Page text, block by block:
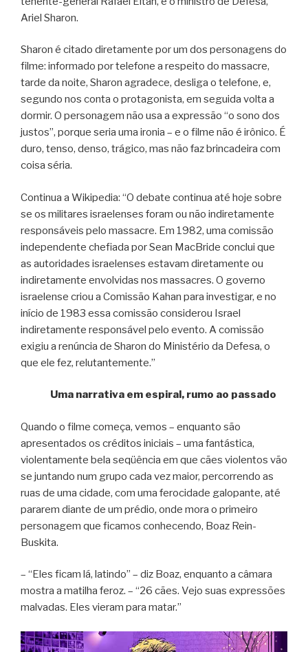
Ariel Sharon.
Sharon é citado diretamente por um dos personagens do
filme: informado por telefone a respeito do massacre,
tarde da noite, Sharon agradece, desliga o telefone, e,
segundo nos conta o protagonista, em seguida volta a
dormir. O personagem não usa a expressão “o sono dos
justos”, porque seria uma ironia – e o filme não é irônico. É
duro, tenso, denso, trágico, mas não faz brincadeira com
coisa séria.
Continua a Wikipedia: “O debate continua até hoje sobre
se os militares israelenses foram ou não indiretamente
responsáveis pelo massacre. Em 1982, uma comissão
independente chefiada por Sean MacBride conclui que
as autoridades israelenses estavam diretamente ou
indiretamente envolvidas nos massacres. O governo
israelense criou a Comissão Kahan para investigar, e no
início de 1983 essa comissão considerou Israel
indiretamente responsável pelo evento. A comissão
exigiu a renúncia de Sharon do Ministério da Defesa, o
que ele fez, relutantemente.”
Uma narrativa em espiral, rumo ao passado
Quando o filme começa, vemos – enquanto são
apresentados os créditos iniciais – uma fantástica,
violentamente bela seqüência em que cães violentos vão
se juntando num grupo cada vez maior, percorrendo as
ruas de uma cidade, com uma ferocidade galopante, até
pararem diante de um prédio, onde mora o primeiro
personagem que ficamos conhecendo, Boaz Rein-
Buskita.
– “Eles ficam lá, latindo” – diz Boaz, enquanto a câmara
mostra a matilha feroz. – “26 cães. Vejo suas expressões
malvadas. Eles vieram para matar.”